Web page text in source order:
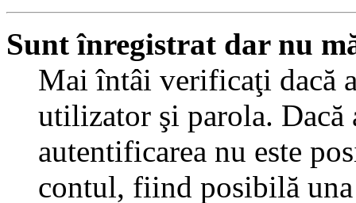
Sunt înregistrat dar nu
Mai întâi verificaţi dacă
utilizator şi parola. Dacă
autentificarea nu este
contul, fiind posibilă